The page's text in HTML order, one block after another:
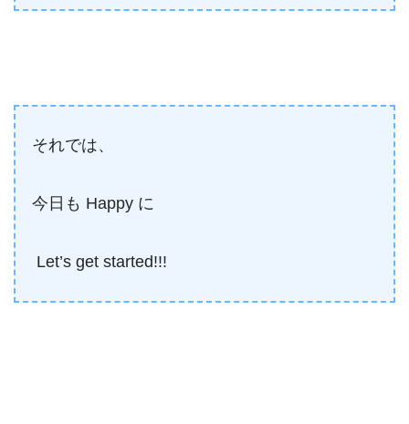
それでは、
今日も Happy に
Let’s get started!!!